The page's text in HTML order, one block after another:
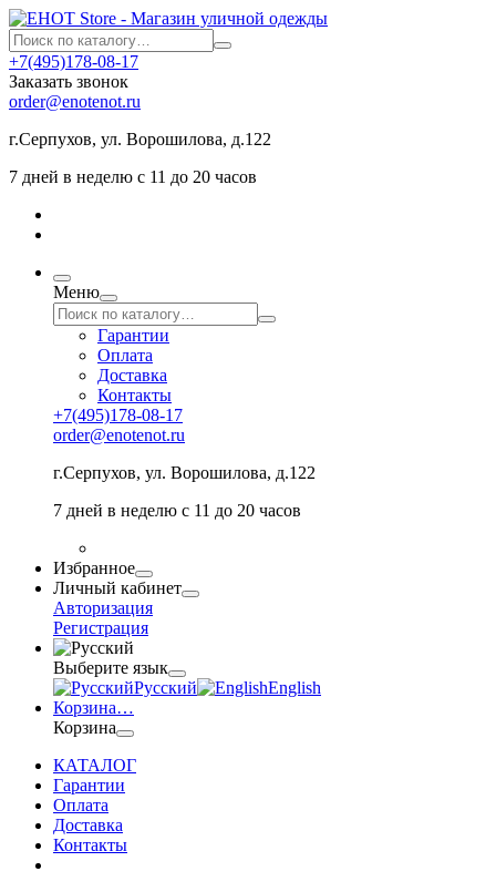
+7(495)178-08-17
Заказать звонок
order@enotenot.ru
г.Серпухов, ул. Ворошилова, д.122
7 дней в неделю с 11 до 20 часов
Меню
Гарантии
Оплата
Доставка
Контакты
+7(495)178-08-17
order@enotenot.ru
г.Серпухов, ул. Ворошилова, д.122
7 дней в неделю с 11 до 20 часов
Избранное
Личный кабинет
Авторизация
Регистрация
Выберите язык
Русский
English
Корзина…
Корзина
КАТАЛОГ
Гарантии
Оплата
Доставка
Контакты